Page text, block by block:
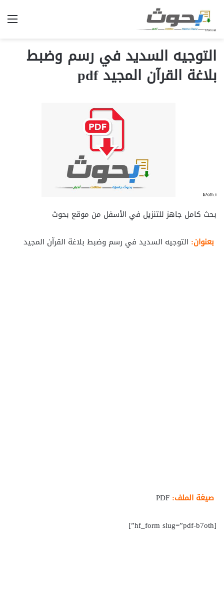
التوجيه السديد في رسم وضبط
بلاغة القرآن المجيد pdf
بحث كامل جاهز للتنزيل في الأسفل من موقع بحوث
بعنوان: التوجيه السديد في رسم وضبط بلاغة القرآن المجيد
صيغة الملف:
[hf_form slug=”pdf-b7oth”]